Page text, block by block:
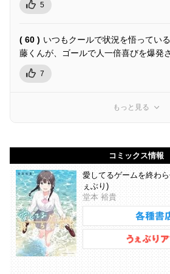
5
( 60 ) いつもクールで状況を悟ってい
藤くんが、ゴールで人一倍喜びを爆発
7
もっと見る
コミックス情報
愛してるゲームを終わ
ぇぶり)
堂本 裕貴